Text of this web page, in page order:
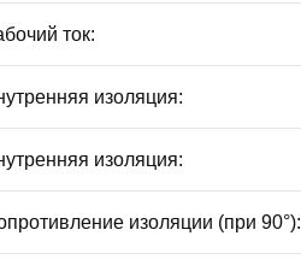
ток:
изоляция:
изоляция:
изоляции (при 90°):